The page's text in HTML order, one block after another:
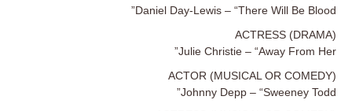
Daniel Day-Lewis – “There Will Be Blood”
ACTRESS (DRAMA)
Julie Christie – “Away From Her”
ACTOR (MUSICAL OR COMEDY)
Johnny Depp – “Sweeney Todd”